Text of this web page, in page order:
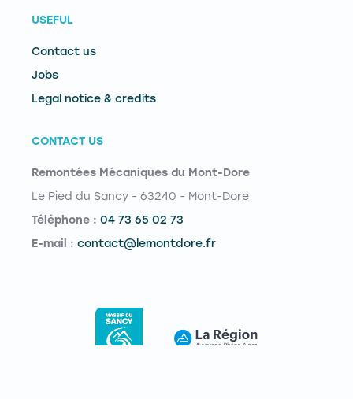
USEFUL
Contact us
Jobs
Legal notice & credits
CONTACT US
Remontées Mécaniques du Mont-Dore
Le Pied du Sancy - 63240 - Mont-Dore
Téléphone : 04 73 65 02 73
E-mail : contact@lemontdore.fr